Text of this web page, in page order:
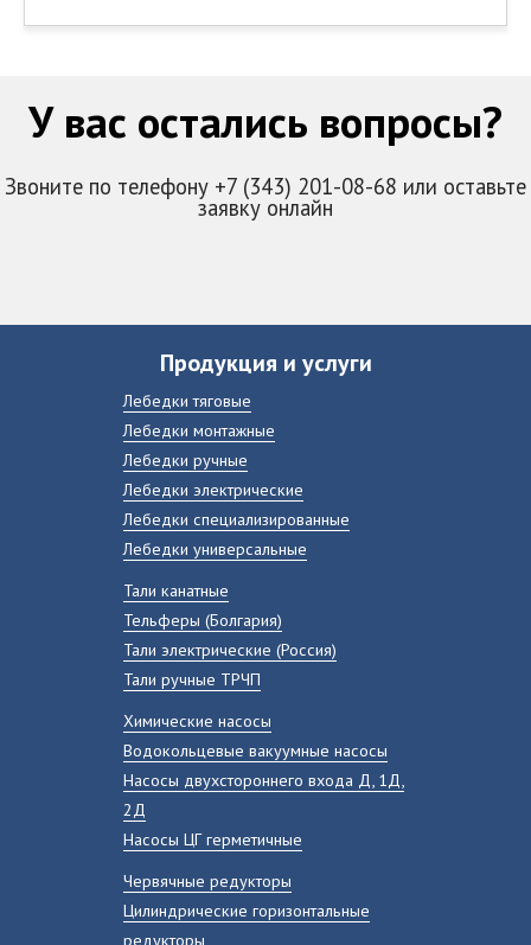
У вас остались вопросы?
Звоните по телефону +7 (343) 201-08-68 или оставьте
заявку онлайн
Продукция и услуги
Лебедки тяговые
Лебедки монтажные
Лебедки ручные
Лебедки электрические
Лебедки специализированные
Лебедки универсальные
Тали канатные
Тельферы (Болгария)
Тали электрические (Россия)
Тали ручные ТРЧП
Химические насосы
Водокольцевые вакуумные насосы
Насосы двухстороннего входа Д, 1Д,
2Д
Насосы ЦГ герметичные
Червячные редукторы
Цилиндрические горизонтальные
редукторы